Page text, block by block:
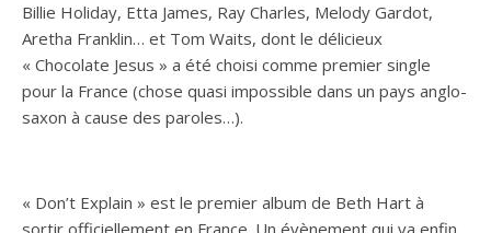
Billie Holiday, Etta James, Ray Charles, Melody Gardot,
Aretha Franklin… et Tom Waits, dont le délicieux
« Chocolate Jesus » a été choisi comme premier single
pour la France (chose quasi impossible dans un pays anglo-
saxon à cause des paroles…).
« Don’t Explain » est le premier album de Beth Hart à
sortir officiellement en France. Un évènement qui va enfin